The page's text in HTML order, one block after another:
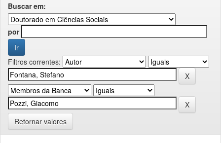
Buscar em:
por
Filtros correntes:
Retornar valores